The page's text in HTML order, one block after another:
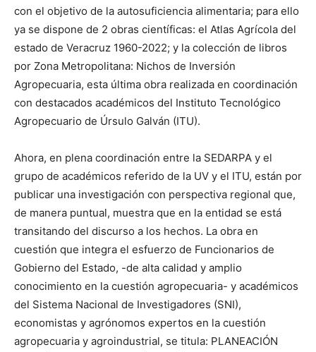
con el objetivo de la autosuficiencia alimentaria; para ello
ya se dispone de 2 obras científicas: el Atlas Agrícola del
estado de Veracruz 1960-2022; y la colección de libros
por Zona Metropolitana: Nichos de Inversión
Agropecuaria, esta última obra realizada en coordinación
con destacados académicos del Instituto Tecnológico
Agropecuario de Úrsulo Galván (ITU).
Ahora, en plena coordinación entre la SEDARPA y el
grupo de académicos referido de la UV y el ITU, están por
publicar una investigación con perspectiva regional que,
de manera puntual, muestra que en la entidad se está
transitando del discurso a los hechos. La obra en
cuestión que integra el esfuerzo de Funcionarios de
Gobierno del Estado, -de alta calidad y amplio
conocimiento en la cuestión agropecuaria- y académicos
del Sistema Nacional de Investigadores (SNI),
economistas y agrónomos expertos en la cuestión
agropecuaria y agroindustrial, se titula: PLANEACIÓN